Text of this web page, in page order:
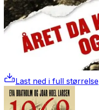
Last ned i full størrelse